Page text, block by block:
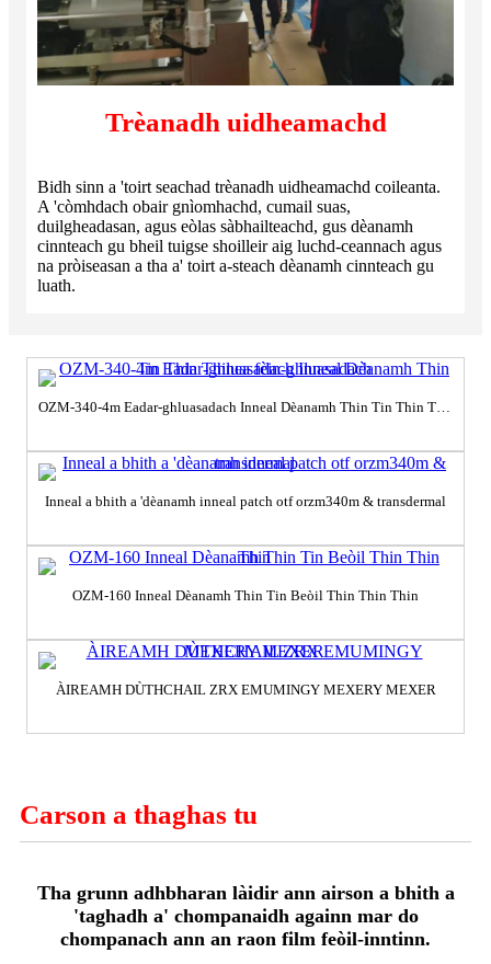
Trèanadh uidheamachd
Bidh sinn a 'toirt seachad trèanadh uidheamachd coileanta.
A 'còmhdach obair gnìomhachd, cumail suas,
duilgheadasan, agus eòlas sàbhailteachd, gus dèanamh
cinnteach gu bheil tuigse shoilleir aig luchd-ceannach agus
na pròiseasan a tha a' toirt a-steach dèanamh cinnteach gu
luath.
Inneal a bhith a 'dèanamh inneal patch otf orzm340m & transdermal
OZM-160 Inneal Dèanamh Thin Tin Beòil Thin Thin Thin
ÀIREAMH DÙTHCHAIL ZRX EMUMINGY MEXERY MEXER
Carson a thaghas tu
Tha grunn adhbharan làidir ann airson a bhith a
'taghadh a' chompanaidh againn mar do
chompanach ann an raon film feòil-inntinn.